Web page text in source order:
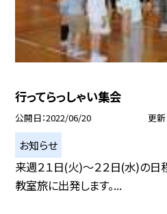
行ってらっしゃい集会
公開日 2022/06/20 更
お知らせ
来週２１日(火)〜２２日(水)の日
教室旅に出発します。...